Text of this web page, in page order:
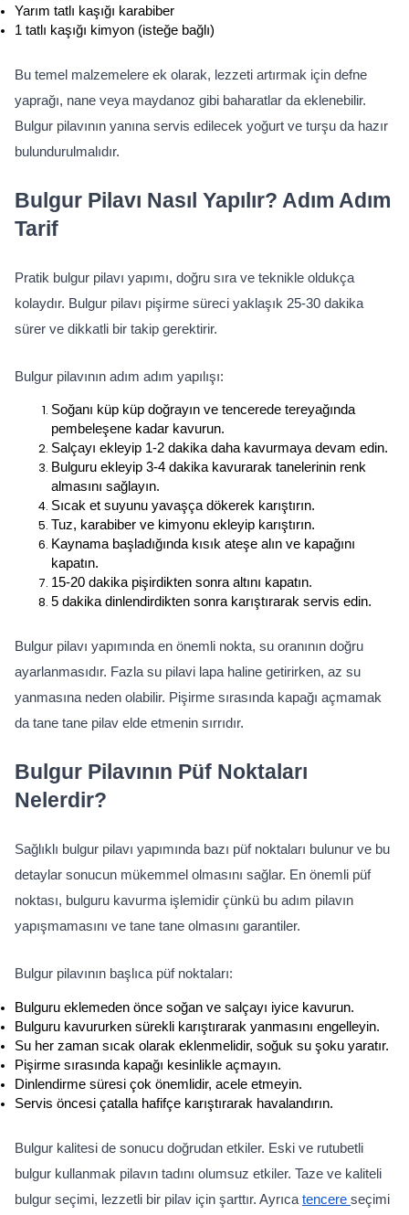
Yarım tatlı kaşığı karabiber
1 tatlı kaşığı kimyon (isteğe bağlı)
Bu temel malzemelere ek olarak, lezzeti artırmak için defne
yaprağı, nane veya maydanoz gibi baharatlar da eklenebilir.
Bulgur pilavının yanına servis edilecek yoğurt ve turşu da hazır
bulundurulmalıdır.
Bulgur Pilavı Nasıl Yapılır? Adım Adım
Tarif
Pratik bulgur pilavı yapımı, doğru sıra ve teknikle oldukça
kolaydır. Bulgur pilavı pişirme süreci yaklaşık 25-30 dakika
sürer ve dikkatli bir takip gerektirir.
Bulgur pilavının adım adım yapılışı:
Soğanı küp küp doğrayın ve tencerede tereyağında
pembeleşene kadar kavurun.
Salçayı ekleyip 1-2 dakika daha kavurmaya devam edin.
Bulguru ekleyip 3-4 dakika kavurarak tanelerinin renk
almasını sağlayın.
Sıcak et suyunu yavaşça dökerek karıştırın.
Tuz, karabiber ve kimyonu ekleyip karıştırın.
Kaynama başladığında kısık ateşe alın ve kapağını
kapatın.
15-20 dakika pişirdikten sonra altını kapatın.
5 dakika dinlendirdikten sonra karıştırarak servis edin.
Bulgur pilavı yapımında en önemli nokta, su oranının doğru
ayarlanmasıdır. Fazla su pilavi lapa haline getirirken, az su
yanmasına neden olabilir. Pişirme sırasında kapağı açmamak
da tane tane pilav elde etmenin sırrıdır.
Bulgur Pilavının Püf Noktaları
Nelerdir?
Sağlıklı bulgur pilavı yapımında bazı püf noktaları bulunur ve bu
detaylar sonucun mükemmel olmasını sağlar. En önemli püf
noktası, bulguru kavurma işlemidir çünkü bu adım pilavın
yapışmamasını ve tane tane olmasını garantiler.
Bulgur pilavının başlıca püf noktaları:
Bulguru eklemeden önce soğan ve salçayı iyice kavurun.
Bulguru kavururken sürekli karıştırarak yanmasını engelleyin.
Su her zaman sıcak olarak eklenmelidir, soğuk su şoku yaratır.
Pişirme sırasında kapağı kesinlikle açmayın.
Dinlendirme süresi çok önemlidir, acele etmeyin.
Servis öncesi çatalla hafifçe karıştırarak havalandırın.
Bulgur kalitesi de sonucu doğrudan etkiler. Eski ve rutubetli
bulgur kullanmak pilavın tadını olumsuz etkiler. Taze ve kaliteli
bulgur seçimi, lezzetli bir pilav için şarttır. Ayrıca tencere seçimi